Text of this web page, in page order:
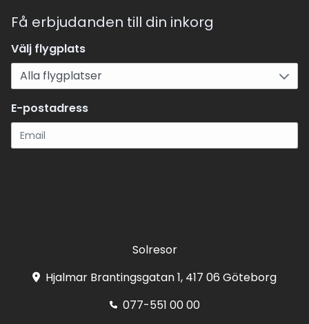
Få erbjudanden till din inkorg
Välj flygplats
E-postadress
Solresor
Hjalmar Brantingsgatan 1, 417 06 Göteborg
077-551 00 00